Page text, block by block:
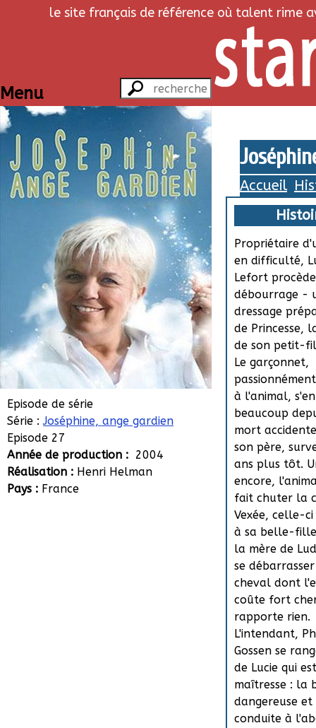
le site français de référence où talent rime
Menu
Episode de série
Série :Joséphine, ange gardien
Episode 27
Année de production : 2004
Réalisation : Henri Helman
Pays : France
Accueil
Propriétaire
en difficulté,
Lefort
débourrage -
dressage
de Princesse,
de son petit-
Le garçonnet,
à l'animal,
beaucoup
mort
son père,
ans plus tôt.
encore,
fait chuter la
Vexée, celle-
à sa belle-
la mère de
se
cheval dont
coûte fort
rapporte rien.
L'intendant,
Gossen se
de Lucie qui
maîtresse : la
dangereuse
conduite à